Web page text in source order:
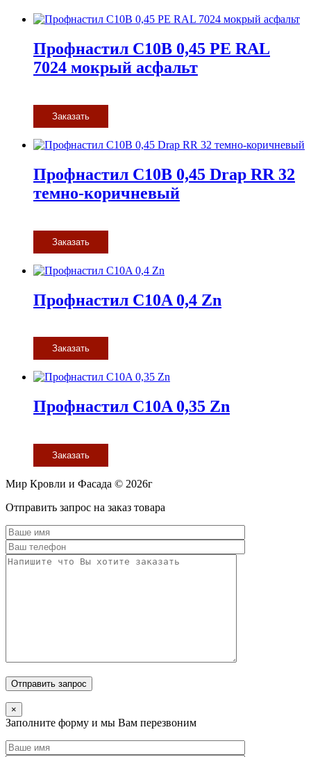
Профнастил С10В 0,45 PE RAL
7024 мокрый асфальт
Заказать
Профнастил С10В 0,45 Drap RR 32
темно-коричневый
Заказать
Профнастил С10A 0,4 Zn
Заказать
Профнастил С10A 0,35 Zn
Заказать
Мир Кровли и Фасада © 2026г
Прокрутить
Отправить запрос на заказ товара
×
Заполните форму и мы Вам перезвоним